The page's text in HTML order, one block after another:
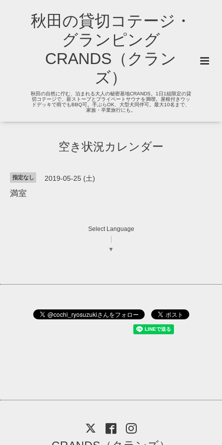
秋田の貸切コテージ・
グランピング
CRANDS（クラン
ズ）
秋田の自然に佇む、泊まれる大人の秘密基地CRANDS。1日1組限定の貸
切コテージで、薪ストーブとプライベートサウナを満喫。屋根付きウッ
ドデッキで雨でもBBQ可。手ぶらOK、大型犬同伴可。最大10名まで、
家族・卒業旅行にも。
空き状況カレンダー
指定なし 2019-05-25 (土)
満室
Select Language
▼